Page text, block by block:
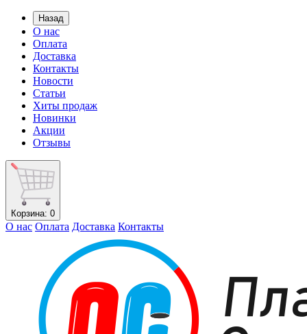
Назад
О нас
Оплата
Доставка
Контакты
Новости
Статьи
Хиты продаж
Новинки
Акции
Отзывы
Корзина: 0
О нас Оплата Доставка Контакты